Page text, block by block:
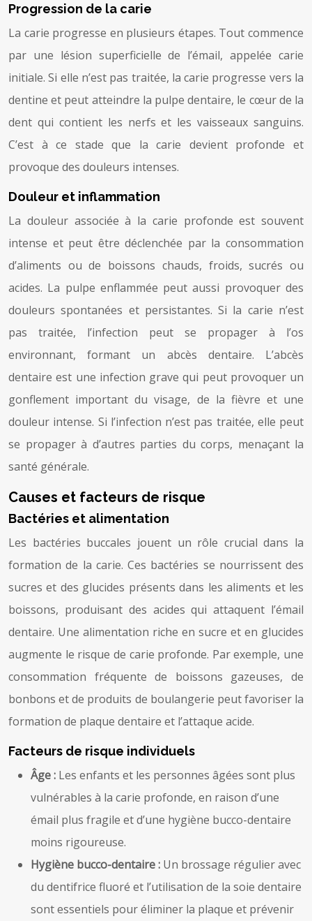
Progression de la carie
La carie progresse en plusieurs étapes. Tout commence
par une lésion superficielle de l’émail, appelée carie
initiale. Si elle n’est pas traitée, la carie progresse vers la
dentine et peut atteindre la pulpe dentaire, le cœur de la
dent qui contient les nerfs et les vaisseaux sanguins.
C’est à ce stade que la carie devient profonde et
provoque des douleurs intenses.
Douleur et inflammation
La douleur associée à la carie profonde est souvent
intense et peut être déclenchée par la consommation
d’aliments ou de boissons chauds, froids, sucrés ou
acides. La pulpe enflammée peut aussi provoquer des
douleurs spontanées et persistantes. Si la carie n’est
pas traitée, l’infection peut se propager à l’os
environnant, formant un abcès dentaire. L’abcès
dentaire est une infection grave qui peut provoquer un
gonflement important du visage, de la fièvre et une
douleur intense. Si l’infection n’est pas traitée, elle peut
se propager à d’autres parties du corps, menaçant la
santé générale.
Causes et facteurs de risque
Bactéries et alimentation
Les bactéries buccales jouent un rôle crucial dans la
formation de la carie. Ces bactéries se nourrissent des
sucres et des glucides présents dans les aliments et les
boissons, produisant des acides qui attaquent l’émail
dentaire. Une alimentation riche en sucre et en glucides
augmente le risque de carie profonde. Par exemple, une
consommation fréquente de boissons gazeuses, de
bonbons et de produits de boulangerie peut favoriser la
formation de plaque dentaire et l’attaque acide.
Facteurs de risque individuels
Âge : Les enfants et les personnes âgées sont plus
vulnérables à la carie profonde, en raison d’une
émail plus fragile et d’une hygiène bucco-dentaire
moins rigoureuse.
Hygiène bucco-dentaire : Un brossage régulier avec
du dentifrice fluoré et l’utilisation de la soie dentaire
sont essentiels pour éliminer la plaque et prévenir